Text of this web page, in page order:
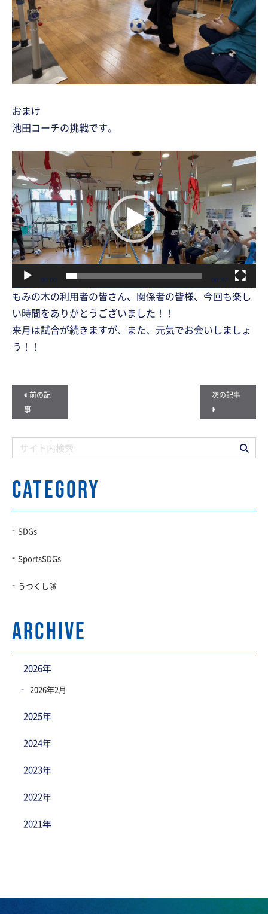
おまけ
池田コーチの挑戦です。
動
画
プ
レ
ー
ヤ
ー
00:00 00:37
もみの木の利用者の皆さん、関係者の皆様、今回も楽し
い時間をありがとうございました！！
来月は試合が続きますが、また、元気でお会いしましょ
う！！
前の記
事
次の記事
CATEGORY
SDGs
SportsSDGs
うつくし隊
archive
2026年
2026年2月
2025年
2024年
2023年
2022年
2021年